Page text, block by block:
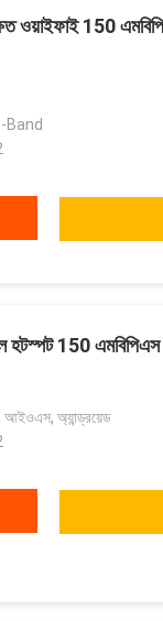
ওয়াইফাই 150
Band
হটস্পট 150
আইওএস, অ্যান্ড্রয়েড